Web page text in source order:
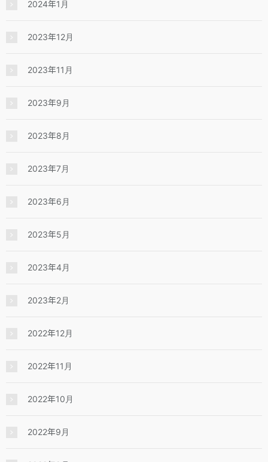
2024年1月
2023年12月
2023年11月
2023年9月
2023年8月
2023年7月
2023年6月
2023年5月
2023年4月
2023年2月
2022年12月
2022年11月
2022年10月
2022年9月